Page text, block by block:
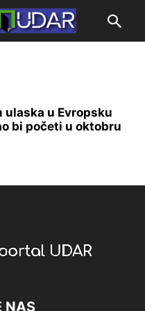
ulaska u Evropsku
bi početi u oktobru
NAS